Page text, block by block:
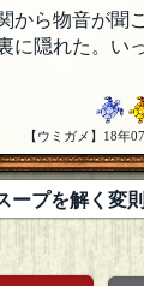
から物音が聞
に隠れた。い
【ウミガメ】18年
ープを解く変